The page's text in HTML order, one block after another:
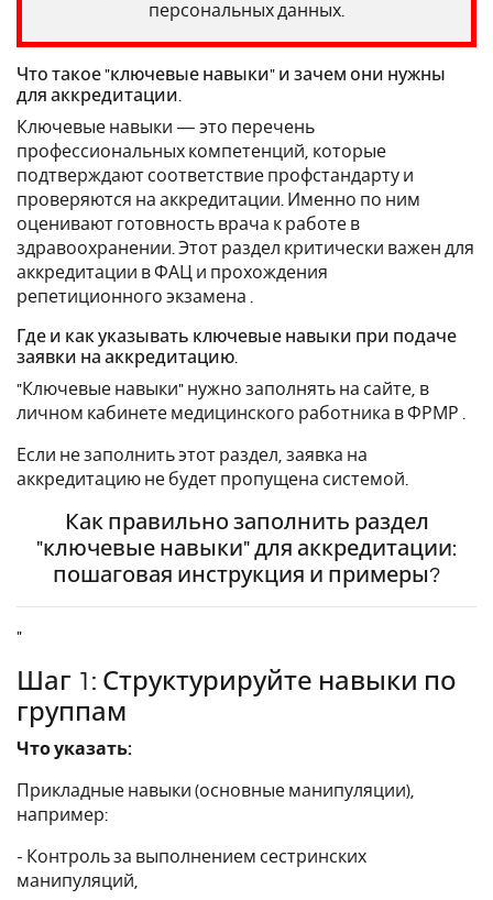
персональных данных.
Что такое "ключевые навыки" и зачем они нужны
для аккредитации.
Ключевые навыки — это перечень
профессиональных компетенций, которые
подтверждают соответствие профстандарту и
проверяются на аккредитации. Именно по ним
оценивают готовность врача к работе в
здравоохранении. Этот раздел критически важен для
аккредитации в ФАЦ и прохождения
репетиционного экзамена .
Где и как указывать ключевые навыки при подаче
заявки на аккредитацию.
"Ключевые навыки" нужно заполнять на сайте, в
личном кабинете медицинского работника в ФРМР .
Если не заполнить этот раздел, заявка на
аккредитацию не будет пропущена системой.
Как правильно заполнить раздел
"ключевые навыки" для аккредитации:
пошаговая инструкция и примеры?
"
Шаг 1: Структурируйте навыки по
группам
Что указать:
Прикладные навыки (основные манипуляции),
например:
- Контроль за выполнением сестринских
манипуляций,